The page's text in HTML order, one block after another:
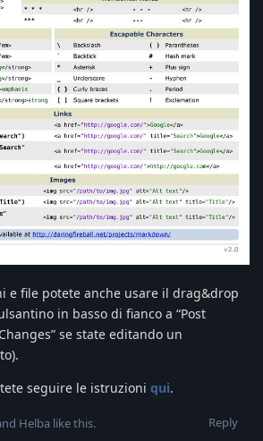
e file potete anche usare il drag&drop
in basso di fianco a “Post
se state editando un
seguire le istruzioni qui.
Reply
Helba like this.